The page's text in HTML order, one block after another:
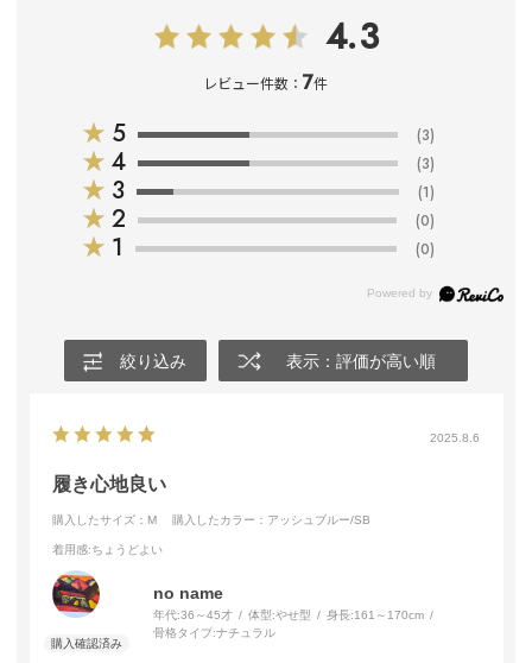
4.3
レビュー件数：7件
★ 5 (3)
★ 4 (3)
★ 3 (1)
★ 2 (0)
★ 1 (0)
絞り込み 表示：評価が高い順
2025.8.6
履き心地良い
購入したサイズ：M 購入したカラー：アッシュブルー/SB
着用感:ちょうどよい
no name
年代:36～45才 体型:やせ型 身長:161～170cm
骨格タイプ:ナチュラル